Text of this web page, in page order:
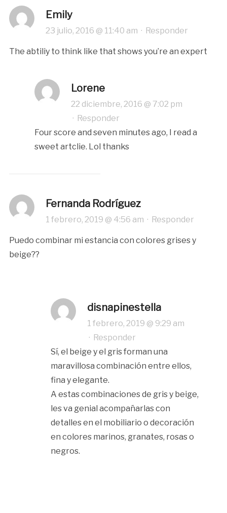
Emily
23 julio, 2016 @ 11:40 am · Responder
The abtiliy to think like that shows you’re an expert
Lorene
22 diciembre, 2016 @ 7:02 pm
· Responder
Four score and seven minutes ago, I read a
sweet artclie. Lol thanks
Fernanda Rodríguez
1 febrero, 2019 @ 4:56 am · Responder
Puedo combinar mi estancia con colores grises y
beige??
disnapinestella
1 febrero, 2019 @ 9:29 am
· Responder
Sí, el beige y el gris forman una
maravillosa combinación entre ellos,
fina y elegante.
A estas combinaciones de gris y beige,
les va genial acompañarlas con
detalles en el mobiliario o decoración
en colores marinos, granates, rosas o
negros.